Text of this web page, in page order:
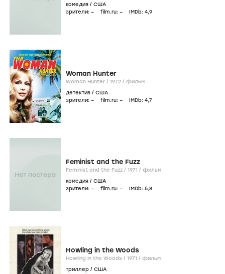
комедия / США
зрители: – film.ru: – IMDb: 4,9
Woman Hunter
Woman Hunter / 1972 / фильм
детектив / США
зрители: – film.ru: – IMDb: 4,7
Feminist and the Fuzz
Feminist and the Fuzz / 1971 / фильм
комедия / США
зрители: – film.ru: – IMDb: 5,8
Howling in the Woods
Howling in the Woods / 1971 / фильм
триллер / США